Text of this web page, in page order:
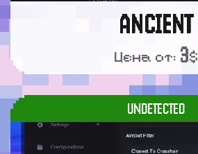
ANCIENT
Цена от: 3$
UNDETECTED